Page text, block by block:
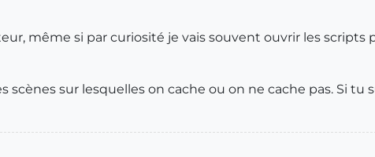
même si par curiosité je vais souvent ouvrir les scripts
sur lesquelles on cache ou on ne cache pas. Si tu